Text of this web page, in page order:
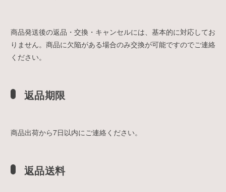
商品発送後の返品・交換・キャンセルには、基本的に対応してお
りません。商品に欠陥がある場合のみ交換が可能ですのでご連絡
ください。
返品期限
商品出荷から7日以内にご連絡ください。
返品送料